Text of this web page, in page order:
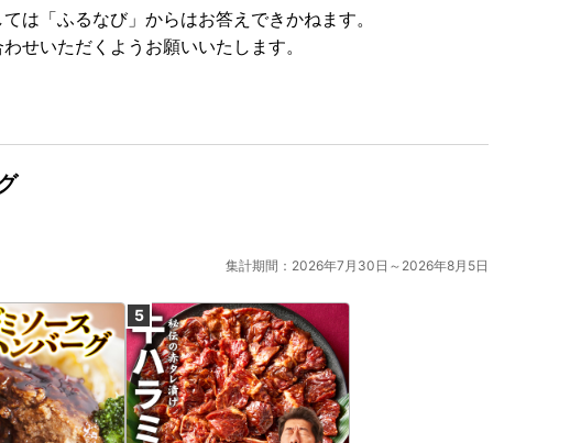
は「ふるなび」からはお答えできかねます。
せいただくようお願いいたします。
集計期間：2026年7月30日～2026年8月5日